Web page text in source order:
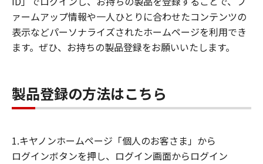
ァームアップ情報や一人ひとりに合わせたコンテンツの
表示などパーソナライズされたホームページを利用でき
ます。ぜひ、お持ちの製品登録をお願いいたします。
製品登録の方法はこちら
1.キヤノンホームページ「個人のお客さま」から
ログインボタンを押し、ログイン画面からログイン